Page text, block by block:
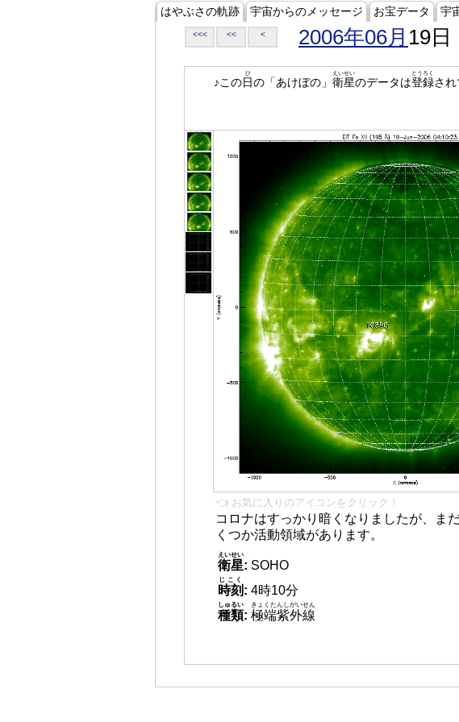
はやぶさの軌跡 宇宙からのメッセージ お宝データ 宇
<<< << < 2006年06月 19日
♪この日
ひ
の「あけぼの」 衛星
えいせい
のデータは登録
とうろく
され
👈 お気に入りのアイコンをクリック！
コロナはすっかり暗くなりましたが、ま
くつか活動領域があります。
衛星
えいせい
: SOHO
時刻
じこく
: 4時10分
種類
しゅるい
: 極端紫外線
きょくたんしがいせん